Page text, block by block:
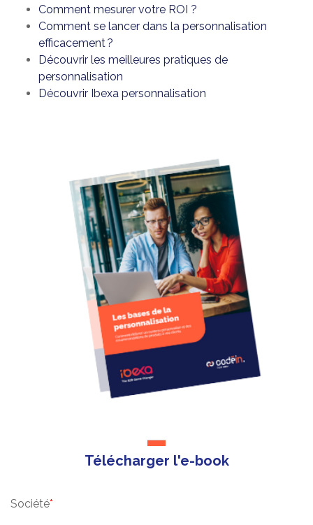
Comment mesurer votre ROI ?
Comment se lancer dans la personnalisation
efficacement ?
Découvrir les meilleures pratiques de
personnalisation
Découvrir Ibexa personnalisation
Télécharger l'e-book
Société*